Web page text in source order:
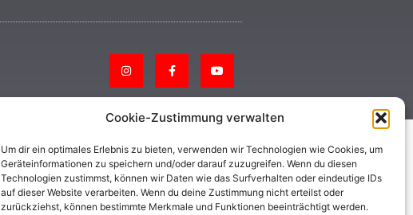
Cookie-Zustimmung verwalten
Um dir ein optimales Erlebnis zu bieten, verwenden wir Technologien wie Cookies, um
Geräteinformationen zu speichern und/oder darauf zuzugreifen. Wenn du diesen
Technologien zustimmst, können wir Daten wie das Surfverhalten oder eindeutige IDs
auf dieser Website verarbeiten. Wenn du deine Zustimmung nicht erteilst oder
zurückziehst, können bestimmte Merkmale und Funktionen beeinträchtigt werden.